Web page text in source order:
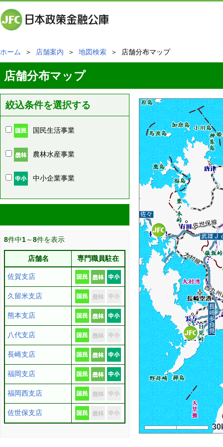
ホーム ＞ 店舗案内 ＞ 地図検索 ＞ 店舗分布マップ
店舗分布マップ
絞込条件を選択する
国民生活事業
農林水産事業
中小企業事業
8件中1～8件を表示
店舗名 専門職員駐在
佐賀支店
久留米支店
熊本支店
八代支店
長崎支店
福岡支店
福岡西支店
佐世保支店